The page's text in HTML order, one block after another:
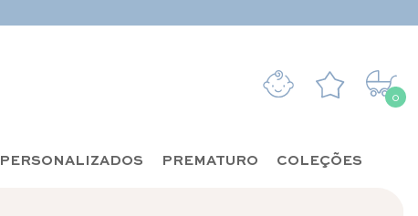
0
0
PERSONALIZADOS PREMATURO COLEÇÕES